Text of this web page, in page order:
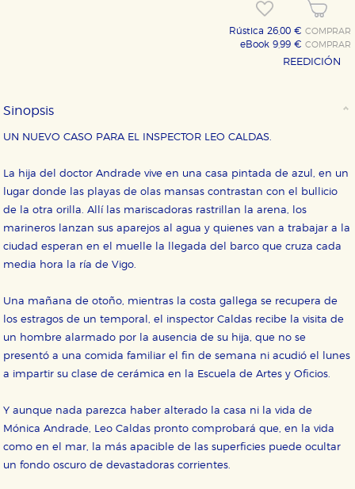
Rústica 26,00 €COMPRAR
eBook 9,99 €COMPRAR
REEDICIÓN
Sinopsis
UN NUEVO CASO PARA EL INSPECTOR LEO CALDAS.
La hija del doctor Andrade vive en una casa pintada de azul, en un
lugar donde las playas de olas mansas contrastan con el bullicio
de la otra orilla. Allí las mariscadoras rastrillan la arena, los
marineros lanzan sus aparejos al agua y quienes van a trabajar a la
ciudad esperan en el muelle la llegada del barco que cruza cada
media hora la ría de Vigo.
Una mañana de otoño, mientras la costa gallega se recupera de
los estragos de un temporal, el inspector Caldas recibe la visita de
un hombre alarmado por la ausencia de su hija, que no se
presentó a una comida familiar el fin de semana ni acudió el lunes
a impartir su clase de cerámica en la Escuela de Artes y Oficios.
Y aunque nada parezca haber alterado la casa ni la vida de
Mónica Andrade, Leo Caldas pronto comprobará que, en la vida
como en el mar, la más apacible de las superficies puede ocultar
un fondo oscuro de devastadoras corrientes.